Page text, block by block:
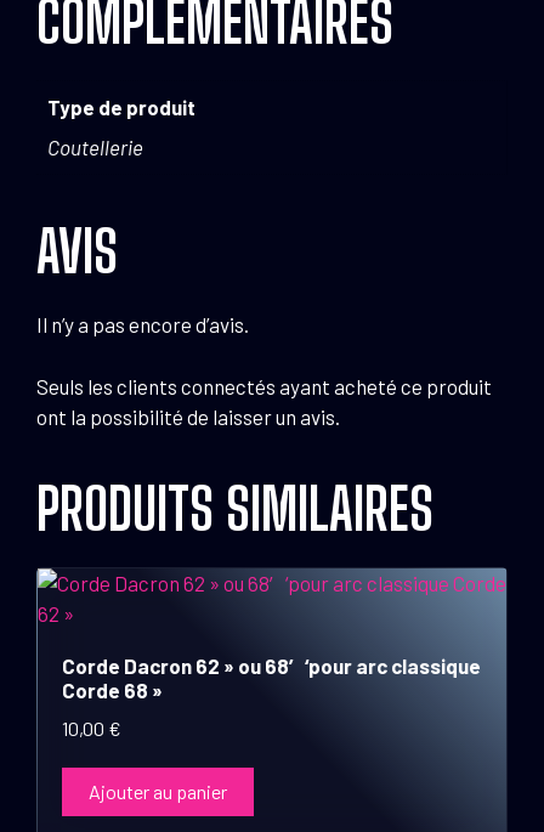
COMPLÉMENTAIRES
Type de produit
Coutellerie
AVIS
Il n’y a pas encore d’avis.
Seuls les clients connectés ayant acheté ce produit
ont la possibilité de laisser un avis.
PRODUITS SIMILAIRES
Corde Dacron 62 » ou 68′ ‘pour arc classique
Corde 68 »
10,00 €
Ajouter au panier